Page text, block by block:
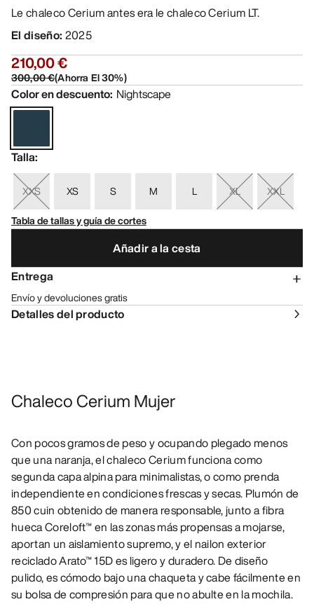
Le chaleco Cerium antes era le chaleco Cerium LT.
El diseño: 2025
210,00 €
300,00 €(Ahorra El30%)
Color en descuento: Nightscape
Talla:
XXS XS S M L XL
XXL
Tabla de tallas y guía de cortes
Añadir a la cesta
Entrega
Envío y devoluciones gratis
Detalles del producto
Chaleco Cerium Mujer
Con pocos gramos de peso y ocupando plegado menos
que una naranja, el chaleco Cerium funciona como
segunda capa alpina para minimalistas, o como prenda
independiente en condiciones frescas y secas. Plumón de
850 cuin obtenido de manera responsable, junto a fibra
hueca Coreloft™ en las zonas más propensas a mojarse,
aportan un aislamiento supremo, y el nailon exterior
reciclado Arato™ 15D es ligero y duradero. De diseño
pulido, es cómodo bajo una chaqueta y cabe fácilmente en
su bolsa de compresión para que no abulte en la mochila.